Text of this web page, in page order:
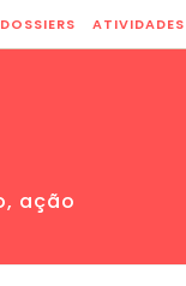
DOSSIERS ATIVIDADES
ação